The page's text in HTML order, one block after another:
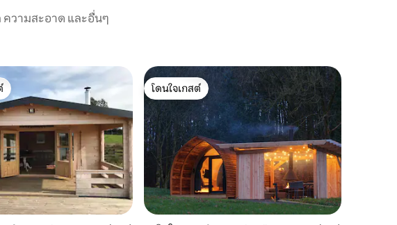
วามสะอาด และอื่นๆ
ด โดนใจเกสต์
โดนใจเกสต์